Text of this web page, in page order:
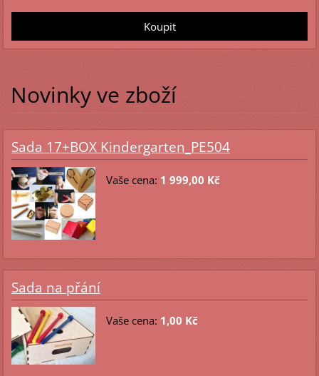
Novinky ve zboží
Sada 17+BOX Kindergarten_PE504
Vaše cena: 1 999,00 Kč
Sada na přání
Vaše cena: 1,00 Kč